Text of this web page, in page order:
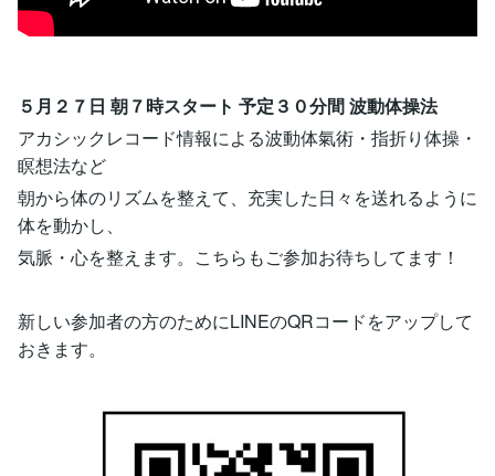
５月２７日 朝７時スタート 予定３０分間 波動体操法
アカシックレコード情報による波動体氣術・指折り体操・
瞑想法など
朝から体のリズムを整えて、充実した日々を送れるように
体を動かし、
気脈・心を整えます。こちらもご参加お待ちしてます！
新しい参加者の方のためにLINEのQRコードをアップして
おきます。